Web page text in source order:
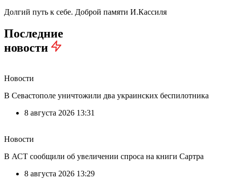
Долгий путь к себе. Доброй памяти И.Кассиля
Последние
новости
Новости
В Севастополе уничтожили два украинских беспилотника
8 августа 2026 13:31
Новости
В АСТ сообщили об увеличении спроса на книги Сартра
8 августа 2026 13:29